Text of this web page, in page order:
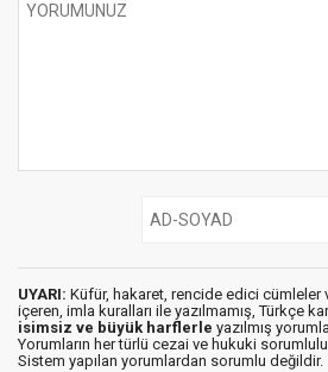
UYARI: Küfür, hakaret, rencide edici cümleler
içeren, imla kuralları ile yazılmamış, Türkçe
isimsiz ve büyük harflerle yazılmış
Yorumların her türlü cezai ve hukuki
Sistem yapılan yorumlardan sorumlu değildir.